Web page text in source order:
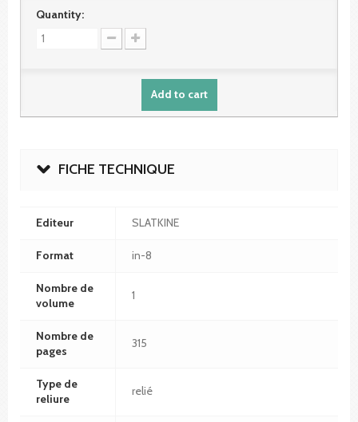
Quantity:
Add to cart
FICHE TECHNIQUE
Editeur SLATKINE
Format in-8
Nombre de
volume
1
Nombre de
pages
315
Type de
reliure
relié